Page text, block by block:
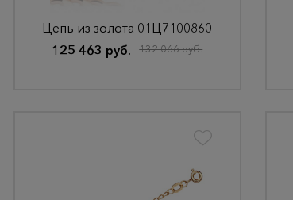
Цепь из золота 01Ц7100860
125 463 руб.
132 066 руб.